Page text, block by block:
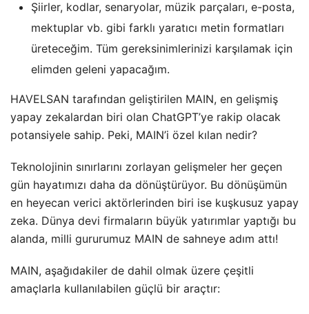
Şiirler, kodlar, senaryolar, müzik parçaları, e-posta,
mektuplar vb. gibi farklı yaratıcı metin formatları
üreteceğim. Tüm gereksinimlerinizi karşılamak için
elimden geleni yapacağım.
HAVELSAN tarafından geliştirilen MAIN, en gelişmiş
yapay zekalardan biri olan ChatGPT’ye rakip olacak
potansiyele sahip. Peki, MAIN’i özel kılan nedir?
Teknolojinin sınırlarını zorlayan gelişmeler her geçen
gün hayatımızı daha da dönüştürüyor. Bu dönüşümün
en heyecan verici aktörlerinden biri ise kuşkusuz yapay
zeka. Dünya devi firmaların büyük yatırımlar yaptığı bu
alanda, milli gururumuz MAIN de sahneye adım attı!
MAIN, aşağıdakiler de dahil olmak üzere çeşitli
amaçlarla kullanılabilen güçlü bir araçtır: